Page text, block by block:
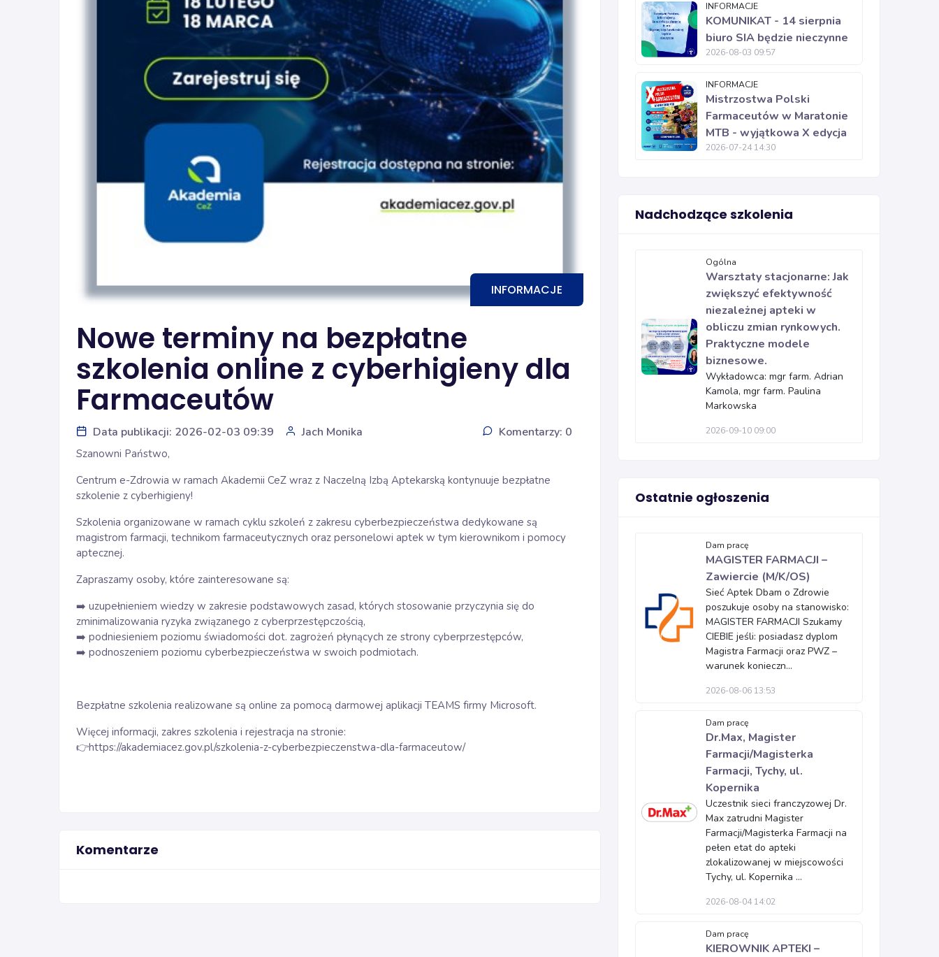
INFORMACJE
Nowe terminy na bezpłatne
szkolenia online z cyberhigieny dla
Farmaceutów
Data publikacji: 2026-02-03 09:39 Jach Monika Komentarzy: 0
Szanowni Państwo,
Centrum e-Zdrowia w ramach Akademii CeZ wraz z Naczelną Izbą Aptekarską kontynuuje bezpłatne
szkolenie z cyberhigieny!
Szkolenia organizowane w ramach cyklu szkoleń z zakresu cyberbezpieczeństwa dedykowane są
magistrom farmacji, technikom farmaceutycznych oraz personelowi aptek w tym kierownikom i pomocy
aptecznej.
Zapraszamy osoby, które zainteresowane są:
➡️ uzupełnieniem wiedzy w zakresie podstawowych zasad, których stosowanie przyczynia się do
zminimalizowania ryzyka związanego z cyberprzestępczością,
➡️ podniesieniem poziomu świadomości dot. zagrożeń płynących ze strony cyberprzestępców,
➡️ podnoszeniem poziomu cyberbezpieczeństwa w swoich podmiotach.
Bezpłatne szkolenia realizowane są online za pomocą darmowej aplikacji TEAMS firmy Microsoft.
Więcej informacji, zakres szkolenia i rejestracja na stronie:
👉https://akademiacez.gov.pl/szkolenia-z-cyberbezpieczenstwa-dla-farmaceutow/
Komentarze
INFORMACJE
KOMUNIKAT - 14 sierpnia
biuro SIA będzie nieczynne
2026-08-03 09:57
INFORMACJE
Mistrzostwa Polski
Farmaceutów w Maratonie
MTB - wyjątkowa X edycja
2026-07-24 14:30
Nadchodzące szkolenia
Ogólna
Warsztaty stacjonarne: Jak
zwiększyć efektywność
niezależnej apteki w
obliczu zmian rynkowych.
Praktyczne modele
biznesowe.
Wykładowca: mgr farm. Adrian
Kamola, mgr farm. Paulina
Markowska
2026-09-10 09:00
Ostatnie ogłoszenia
Dam pracę
MAGISTER FARMACJI –
Zawiercie (M/K/OS)
Sieć Aptek Dbam o Zdrowie
poszukuje osoby na stanowisko:
MAGISTER FARMACJI Szukamy
CIEBIE jeśli: posiadasz dyplom
Magistra Farmacji oraz PWZ –
warunek konieczn...
2026-08-06 13:53
Dam pracę
Dr.Max, Magister
Farmacji/Magisterka
Farmacji, Tychy, ul.
Kopernika
Uczestnik sieci franczyzowej Dr.
Max zatrudni Magister
Farmacji/Magisterka Farmacji na
pełen etat do apteki
zlokalizowanej w miejscowości
Tychy, ul. Kopernika ...
2026-08-04 14:02
Dam pracę
KIEROWNIK APTEKI –